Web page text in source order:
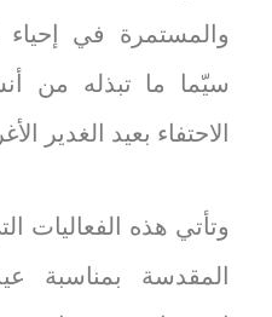
والمستمرة في إحياء
سيّما ما تبذله من
الاحتفاء بعيد الغدير
وتأتي هذه الفعاليات
المقدسة بمناسبة